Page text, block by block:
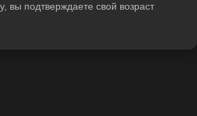
вы подтверждаете свой возраст